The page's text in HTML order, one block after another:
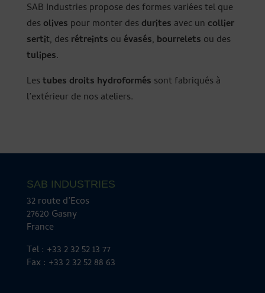
SAB Industries propose des formes variées tel que
desolives pour monter desdurites avec un collier
sertit, desrétreints ou évasés, bourrelets ou des
tulipes.
Lestubes droits hydroformés sont fabriqués à
l’extérieur de nos ateliers.
SAB INDUSTRIES
32 route d’Ecos
27620 Gasny
France
Tel : +33 2 32 52 13 77
Fax : +33 2 32 52 88 63